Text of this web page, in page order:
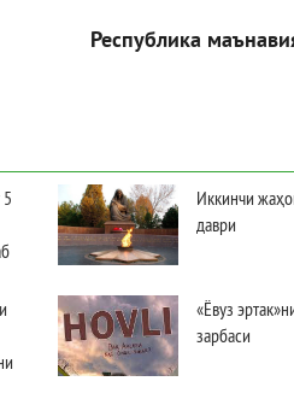
Республика
Иккинчи
даври
«Ёвуз
зарбаси